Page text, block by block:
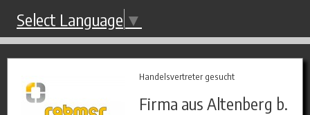
Select Language ▼
Handelsvertreter gesucht
Firma aus Altenberg b.